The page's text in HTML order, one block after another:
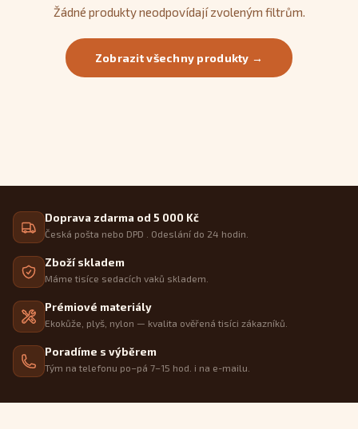
Žádné produkty neodpovídají zvoleným filtrům.
Zobrazit všechny produkty →
Doprava zdarma od 5 000 Kč
Česká pošta nebo DPD . Odeslání do 24 hodin.
Zboží skladem
Máme tisíce sedacích vaků skladem.
Prémiové materiály
Ekokůže, plyš, nylon — kvalita ověřená tisíci zákazníků.
Poradíme s výběrem
Tým na telefonu po–pá 7–15 hod. i na e-mailu.